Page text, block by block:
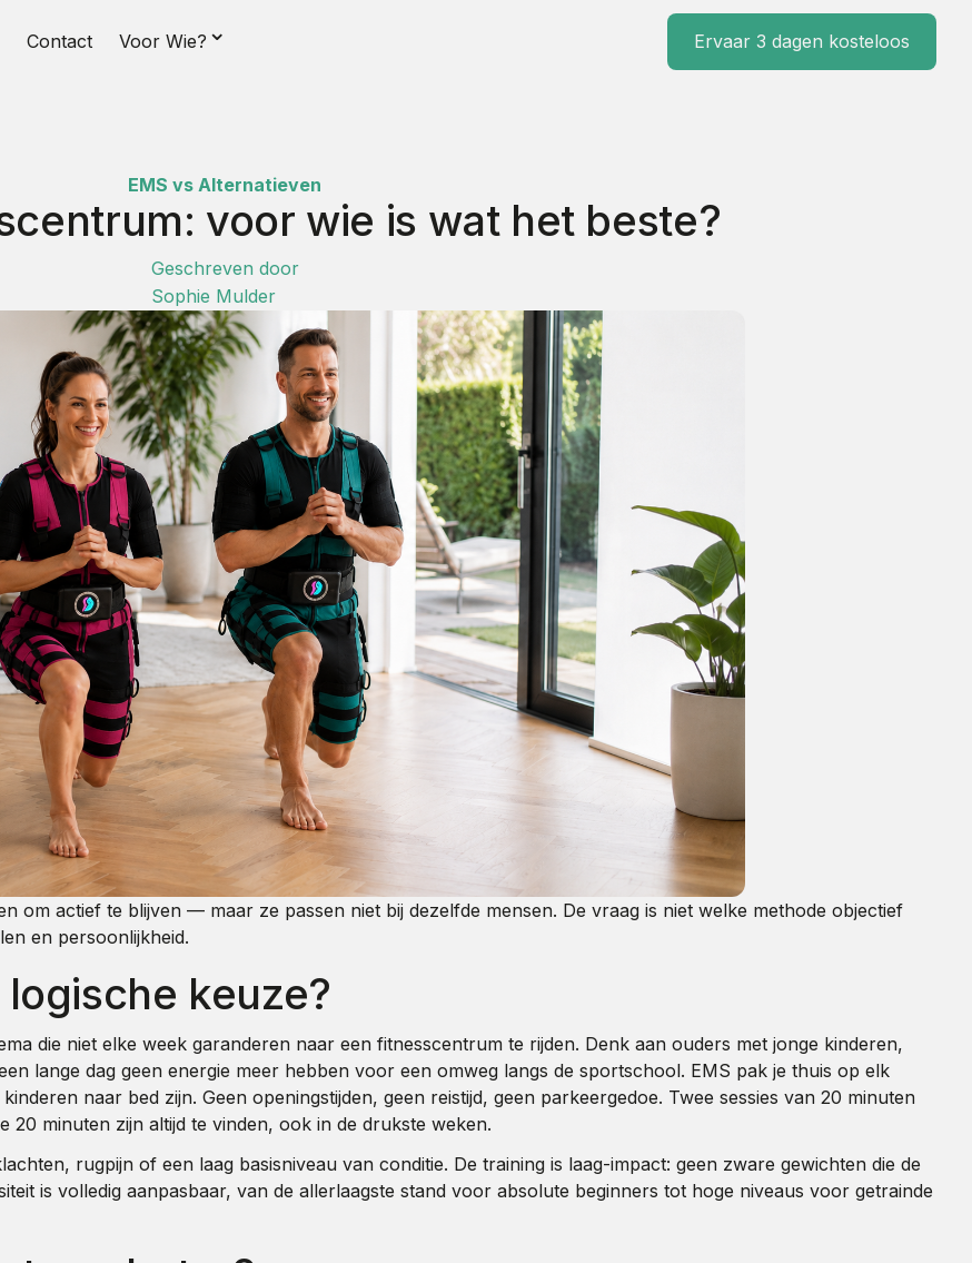
Contact Voor Wie? ⌄ Ervaar 3 dagen kosteloos
EMS vs Alternatieven
voor wie is wat het beste?
Geschreven door
Sophie Mulder
om actief te blijven — maar ze passen niet bij dezelfde mensen. De vraag is niet welke methode objectief
en persoonlijkheid.
keuze?
die niet elke week garanderen naar een fitnesscentrum te rijden. Denk aan ouders met jonge kinderen,
lange dag geen energie meer hebben voor een omweg langs de sportschool. EMS pak je thuis op elk
naar bed zijn. Geen openingstijden, geen reistijd, geen parkeergedoe. Twee sessies van 20 minuten
minuten zijn altijd te vinden, ook in de drukste weken.
rugpijn of een laag basisniveau van conditie. De training is laag-impact: geen zware gewichten die de
is volledig aanpasbaar, van de allerlaagste stand voor absolute beginners tot hoge niveaus voor getrainde